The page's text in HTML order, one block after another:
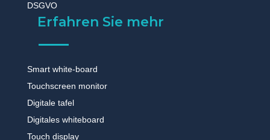
DSGVO
Erfahren Sie mehr
Smart white-board
Touchscreen monitor
Digitale tafel
Digitales whiteboard
Touch display